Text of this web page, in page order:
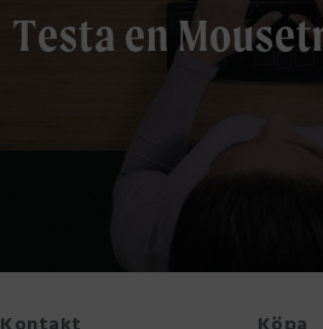
Testa en